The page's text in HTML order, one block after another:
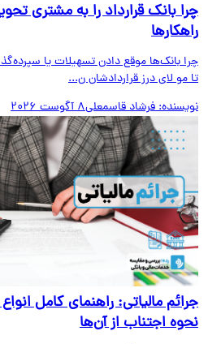
بانک قرارداد را به مشتری
بانک‌ها موقع دادن تسهیلات یا
مو لای درز قراردادشان ن...
فرشاد قاسمعلی8 آگوست 2026
مالیاتی: راهنمای کامل انواع
اجتناب از آن‌ها